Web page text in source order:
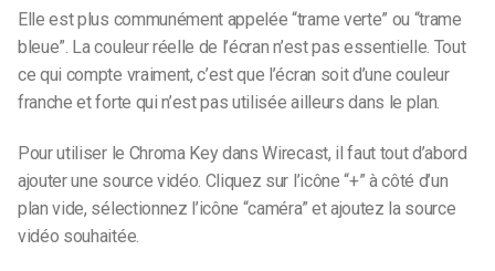
Elle est plus communément appelée “trame verte” ou “trame
bleue”. La couleur réelle de l’écran n’est pas essentielle. Tout
ce qui compte vraiment, c’est que l’écran soit d’une couleur
franche et forte qui n’est pas utilisée ailleurs dans le plan.
Pour utiliser le Chroma Key dans Wirecast, il faut tout d’abord
ajouter une source vidéo. Cliquez sur l’icône “+” à côté d’un
plan vide, sélectionnez l’icône “caméra” et ajoutez la source
vidéo souhaitée.